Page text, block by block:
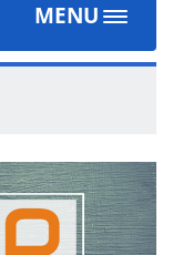
MENU
Toggle
Next